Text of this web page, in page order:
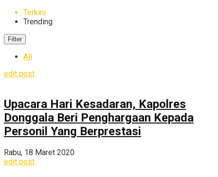
Terkini
Trending
Filter
All
edit post
Upacara Hari Kesadaran, Kapolres
Donggala Beri Penghargaan Kepada
Personil Yang Berprestasi
Rabu, 18 Maret 2020
edit post